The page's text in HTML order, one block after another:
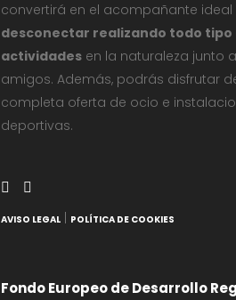
convertirá en el acompañante
desconectar realizando todo tipo
actividades en la naturaleza junto
amigos. Además, podrás disfrutar
completa oferta de ocio e
deportivas.
AVISO LEGAL POLÍTICA DE COOKIES
Fondo Europeo de Desarrollo